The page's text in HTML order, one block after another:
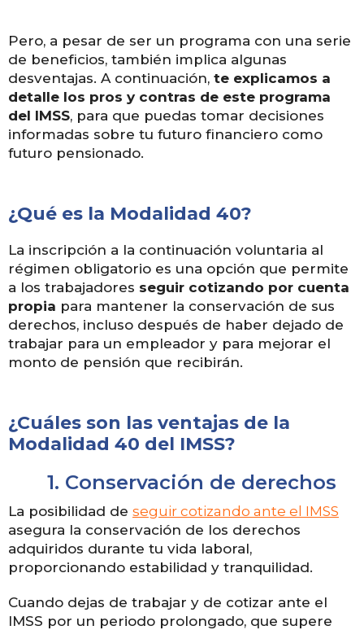
Pero, a pesar de ser un programa con una serie
de beneficios, también implica algunas
desventajas. A continuación, te explicamos a
detalle los pros y contras de este programa
del IMSS, para que puedas tomar decisiones
informadas sobre tu futuro financiero como
futuro pensionado.
¿Qué es la Modalidad 40?
La inscripción a la continuación voluntaria al
régimen obligatorio es una opción que permite
a los trabajadores seguir cotizando por cuenta
propia para mantener la conservación de sus
derechos, incluso después de haber dejado de
trabajar para un empleador y para mejorar el
monto de pensión que recibirán.
¿Cuáles son las ventajas de la
Modalidad 40 del IMSS?
1. Conservación de derechos
La posibilidad de seguir cotizando ante el IMSS
asegura la conservación de los derechos
adquiridos durante tu vida laboral,
proporcionando estabilidad y tranquilidad.
Cuando dejas de trabajar y de cotizar ante el
IMSS por un periodo prolongado, que supere